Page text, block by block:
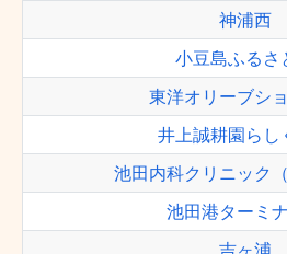
神浦西
小豆島ふるさ
東洋オリーブシ
井上誠耕園らし
池田内科クリニック
池田港ターミ
吉ヶ浦